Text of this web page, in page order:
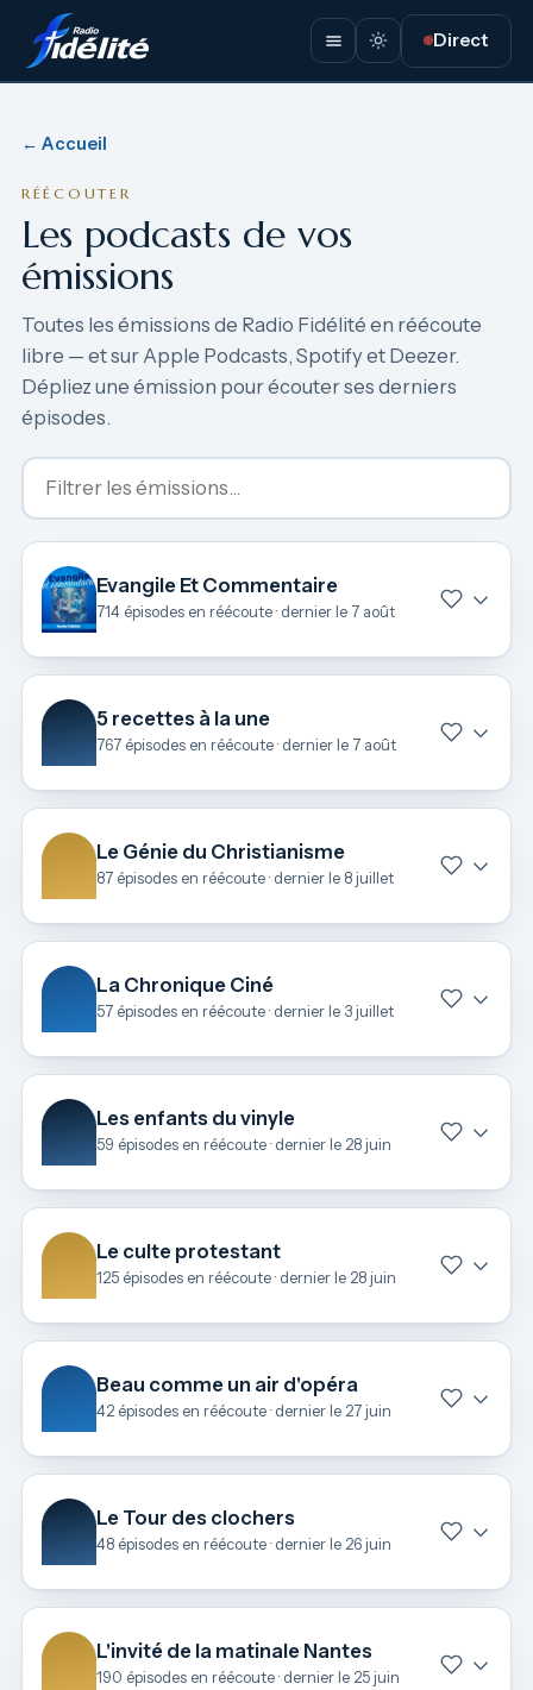
Direct
← Accueil
RÉÉCOUTER
Les podcasts de vos
émissions
Toutes les émissions de Radio Fidélité en réécoute
libre — et sur Apple Podcasts, Spotify et Deezer.
Dépliez une émission pour écouter ses derniers
épisodes.
Evangile Et Commentaire
714 épisodes en réécoute · dernier le 7 août
5 recettes à la une
767 épisodes en réécoute · dernier le 7 août
Le Génie du Christianisme
87 épisodes en réécoute · dernier le 8 juillet
La Chronique Ciné
57 épisodes en réécoute · dernier le 3 juillet
Les enfants du vinyle
59 épisodes en réécoute · dernier le 28 juin
Le culte protestant
125 épisodes en réécoute · dernier le 28 juin
Beau comme un air d'opéra
42 épisodes en réécoute · dernier le 27 juin
Le Tour des clochers
48 épisodes en réécoute · dernier le 26 juin
L'invité de la matinale Nantes
190 épisodes en réécoute · dernier le 25 juin